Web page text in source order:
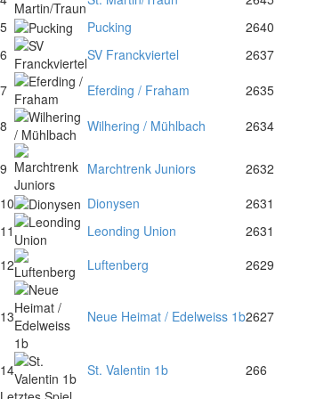
5
Pucking 2640
6
SV Franckviertel 2637
7
Eferding / Fraham 2635
8
Wilhering / Mühlbach 2634
9 Marchtrenk Juniors 2632
10
Dionysen 2631
11
Leonding Union 2631
12
Luftenberg 2629
13 Neue Heimat / Edelweiss 1b2627
14 St. Valentin 1b 266